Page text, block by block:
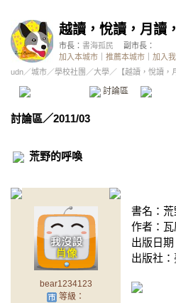
越讀，悅讀，月讀
市長： 書海孤民
副市長：
加入本城市
推薦本城市 加入
udn／城市／學校社團 ／大學／ 【越讀，悅讀
討論區 精華區
討論區／2011/03
荒野的呼喚
bear1234123
等級：
書名：
作者：
出版日
出版社